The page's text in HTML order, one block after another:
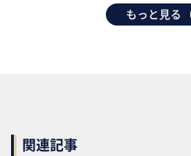
もっと見る
関連記事